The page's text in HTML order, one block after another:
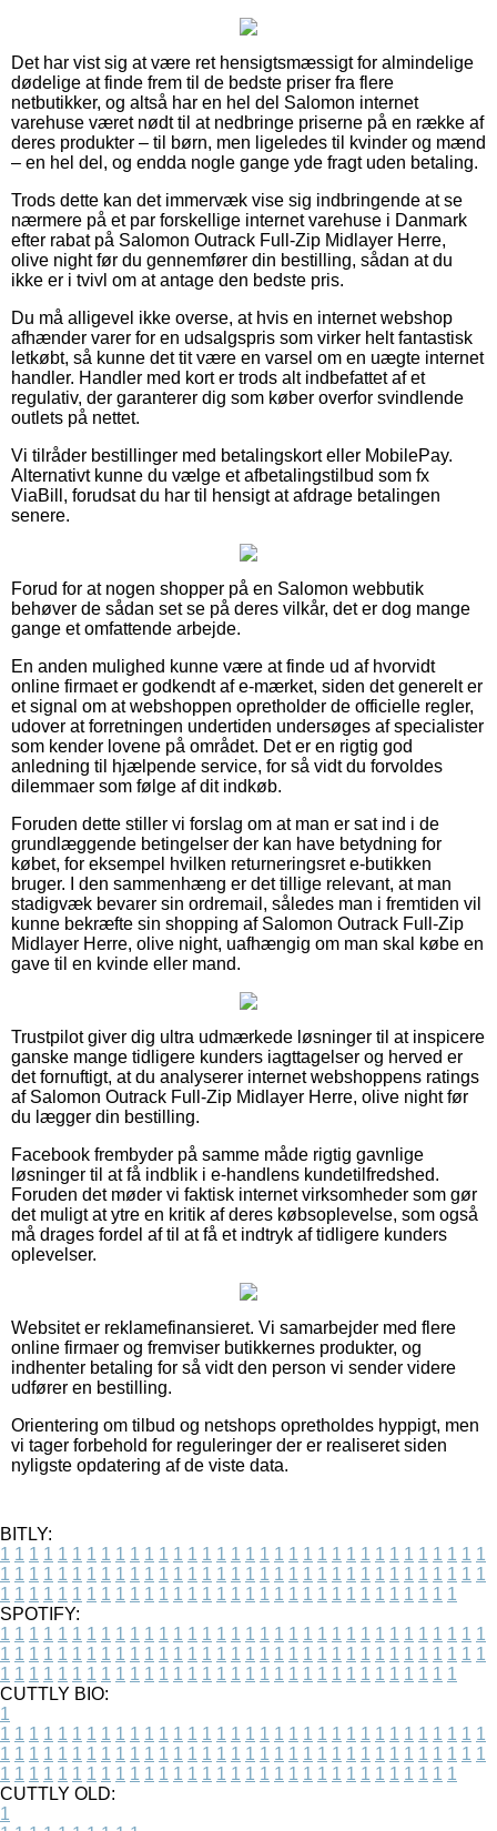
Det har vist sig at være ret hensigtsmæssigt for almindelige
dødelige at finde frem til de bedste priser fra flere
netbutikker, og altså har en hel del Salomon internet
varehuse været nødt til at nedbringe priserne på en række af
deres produkter – til børn, men ligeledes til kvinder og mænd
– en hel del, og endda nogle gange yde fragt uden betaling.
Trods dette kan det immervæk vise sig indbringende at se
nærmere på et par forskellige internet varehuse i Danmark
efter rabat på Salomon Outrack Full-Zip Midlayer Herre,
olive night før du gennemfører din bestilling, sådan at du
ikke er i tvivl om at antage den bedste pris.
Du må alligevel ikke overse, at hvis en internet webshop
afhænder varer for en udsalgspris som virker helt fantastisk
letkøbt, så kunne det tit være en varsel om en uægte internet
handler. Handler med kort er trods alt indbefattet af et
regulativ, der garanterer dig som køber overfor svindlende
outlets på nettet.
Vi tilråder bestillinger med betalingskort eller MobilePay.
Alternativt kunne du vælge et afbetalingstilbud som fx
ViaBill, forudsat du har til hensigt at afdrage betalingen
senere.
Forud for at nogen shopper på en Salomon webbutik
behøver de sådan set se på deres vilkår, det er dog mange
gange et omfattende arbejde.
En anden mulighed kunne være at finde ud af hvorvidt
online firmaet er godkendt af e-mærket, siden det generelt er
et signal om at webshoppen opretholder de officielle regler,
udover at forretningen undertiden undersøges af specialister
som kender lovene på området. Det er en rigtig god
anledning til hjælpende service, for så vidt du forvoldes
dilemmaer som følge af dit indkøb.
Foruden dette stiller vi forslag om at man er sat ind i de
grundlæggende betingelser der kan have betydning for
købet, for eksempel hvilken returneringsret e-butikken
bruger. I den sammenhæng er det tillige relevant, at man
stadigvæk bevarer sin ordremail, således man i fremtiden vil
kunne bekræfte sin shopping af Salomon Outrack Full-Zip
Midlayer Herre, olive night, uafhængig om man skal købe en
gave til en kvinde eller mand.
Trustpilot giver dig ultra udmærkede løsninger til at inspicere
ganske mange tidligere kunders iagttagelser og herved er
det fornuftigt, at du analyserer internet webshoppens ratings
af Salomon Outrack Full-Zip Midlayer Herre, olive night før
du lægger din bestilling.
Facebook frembyder på samme måde rigtig gavnlige
løsninger til at få indblik i e-handlens kundetilfredshed.
Foruden det møder vi faktisk internet virksomheder som gør
det muligt at ytre en kritik af deres købsoplevelse, som også
må drages fordel af til at få et indtryk af tidligere kunders
oplevelser.
Websitet er reklamefinansieret. Vi samarbejder med flere
online firmaer og fremviser butikkernes produkter, og
indhenter betaling for så vidt den person vi sender videre
udfører en bestilling.
Orientering om tilbud og netshops opretholdes hyppigt, men
vi tager forbehold for reguleringer der er realiseret siden
nyligste opdatering af de viste data.
BITLY:
1 1 1 1 1 1 1 1 1 1 1 1 1 1 1 1 1 1 1 1 1 1 1 1 1 1 1 1 1 1 1 1 1 1
1 1 1 1 1 1 1 1 1 1 1 1 1 1 1 1 1 1 1 1 1 1 1 1 1 1 1 1 1 1 1 1 1 1
1 1 1 1 1 1 1 1 1 1 1 1 1 1 1 1 1 1 1 1 1 1 1 1 1 1 1 1 1 1 1 1
SPOTIFY:
1 1 1 1 1 1 1 1 1 1 1 1 1 1 1 1 1 1 1 1 1 1 1 1 1 1 1 1 1 1 1 1 1 1
1 1 1 1 1 1 1 1 1 1 1 1 1 1 1 1 1 1 1 1 1 1 1 1 1 1 1 1 1 1 1 1 1 1
1 1 1 1 1 1 1 1 1 1 1 1 1 1 1 1 1 1 1 1 1 1 1 1 1 1 1 1 1 1 1 1
CUTTLY BIO:
1
1 1 1 1 1 1 1 1 1 1 1 1 1 1 1 1 1 1 1 1 1 1 1 1 1 1 1 1 1 1 1 1 1 1
1 1 1 1 1 1 1 1 1 1 1 1 1 1 1 1 1 1 1 1 1 1 1 1 1 1 1 1 1 1 1 1 1 1
1 1 1 1 1 1 1 1 1 1 1 1 1 1 1 1 1 1 1 1 1 1 1 1 1 1 1 1 1 1 1 1
CUTTLY OLD:
1